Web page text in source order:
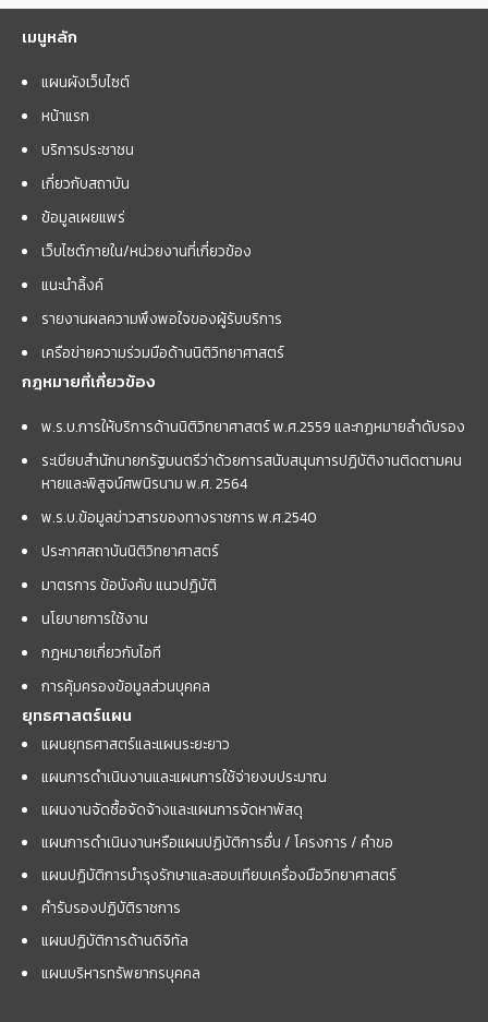
เมนูหลัก
แผนผังเว็บไซต์
หน้าแรก
บริการประชาชน
เกี่ยวกับสถาบัน
ข้อมูลเผยแพร่
เว็บไซต์ภายใน/หน่วยงานที่เกี่ยวข้อง
แนะนำลิ้งค์
รายงานผลความพึงพอใจของผู้รับบริการ
เครือข่ายความร่วมมือด้านนิติวิทยาศาสตร์
กฎหมายที่เกี่ยวข้อง
พ.ร.บ.การให้บริการด้านนิติวิทยาศาสตร์ พ.ศ.2559 และกฏหมายลำดับรอง
ระเบียบสำนักนายกรัฐมนตรีว่าด้วยการสนับสนุนการปฏิบัติงานติดตามคน
หายและพิสูจน์ศพนิรนาม พ.ศ. 2564
พ.ร.บ.ข้อมูลข่าวสารของทางราชการ พ.ศ.2540
ประกาศสถาบันนิติวิทยาศาสตร์
มาตรการ ข้อบังคับ แนวปฏิบัติ
นโยบายการใช้งาน
กฎหมายเกี่ยวกับไอที
การคุ้มครองข้อมูลส่วนบุคคล
ยุทธศาสตร์แผน
แผนยุทธศาสตร์และแผนระยะยาว
แผนการดำเนินงานและแผนการใช้จ่ายงบประมาณ
แผนงานจัดซื้อจัดจ้างและแผนการจัดหาพัสดุ
แผนการดำเนินงานหรือแผนปฏิบัติการอื่น / โครงการ / คำขอ
แผนปฏิบัติการบำรุงรักษาและสอบเทียบเครื่องมือวิทยาศาสตร์
คำรับรองปฏิบัติราชการ
แผนปฏิบัติการด้านดิจิทัล
แผนบริหารทรัพยากรบุคคล